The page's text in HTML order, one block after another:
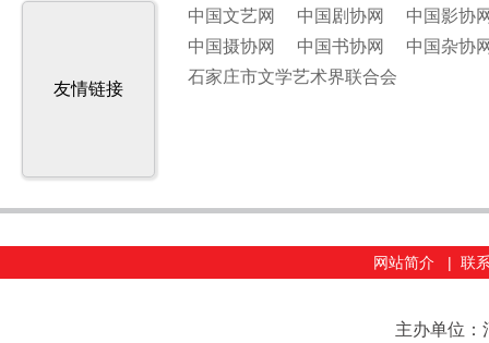
友情链接
中国文艺网 中国剧协网
中国影协
中国摄协网
中国书协网
中国杂协
石家庄市文学艺术界联合会
网站简介 | 联
主办单位：